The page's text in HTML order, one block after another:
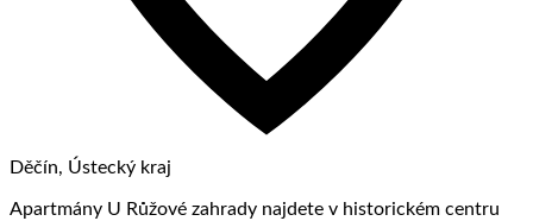
Děčín, Ústecký kraj
Apartmány U Růžové zahrady najdete v historickém centru